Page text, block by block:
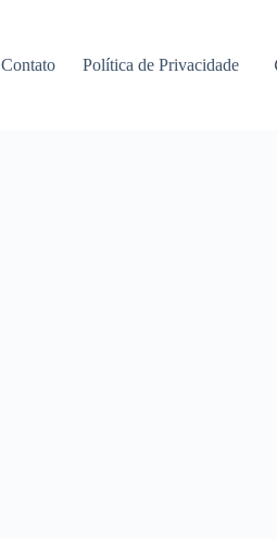
Contato Política de Privacidade